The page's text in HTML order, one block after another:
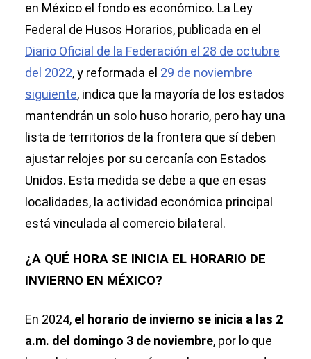
en México el fondo es económico. La Ley
Federal de Husos Horarios, publicada en el
Diario Oficial de la Federación el 28 de octubre
del 2022, y reformada el 29 de noviembre
siguiente, indica que la mayoría de los estados
mantendrán un solo huso horario, pero hay una
lista de territorios de la frontera que sí deben
ajustar relojes por su cercanía con Estados
Unidos. Esta medida se debe a que en esas
localidades, la actividad económica principal
está vinculada al comercio bilateral.
¿A QUÉ HORA SE INICIA EL HORARIO DE
INVIERNO EN MÉXICO?
En 2024, el horario de invierno se inicia a las 2
a.m. del domingo 3 de noviembre, por lo que